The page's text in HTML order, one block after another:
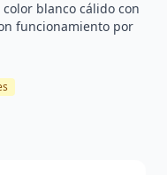
blanco cálido con
funcionamiento por